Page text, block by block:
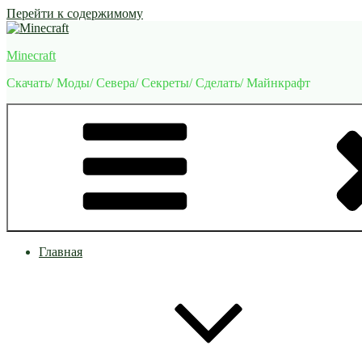
Перейти к содержимому
Minecraft
Скачать/ Моды/ Севера/ Секреты/ Сделать/ Майнкрафт
Главная